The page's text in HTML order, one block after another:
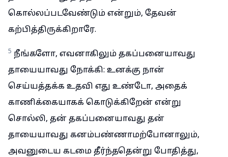
கொல்லப்படவேண்டும் என்றும், தேவன்
கற்பித்திருக்கிறாரே.
5 நீங்களோ, எவனாகிலும் தகப்பனையாவது
தாயையாவது நோக்கி: உனக்கு நான்
செய்யத்தக்க உதவி எது உண்டோ, அதைக்
காணிக்கையாகக் கொடுக்கிறேன் என்று
சொல்லி, தன் தகப்பனையாவது தன்
தாயையாவது கனம்பண்ணாமற்போனாலும்,
அவனுடைய கடமை தீர்ந்ததென்று போதித்து,